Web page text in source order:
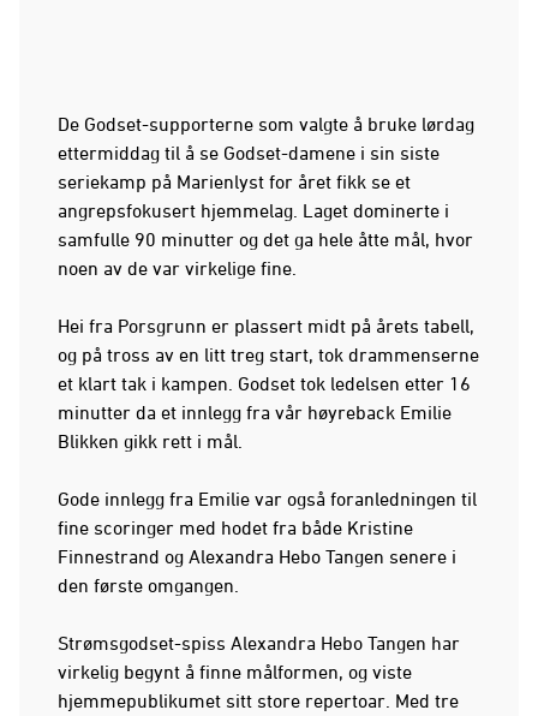
De Godset-supporterne som valgte å bruke lørdag
ettermiddag til å se Godset-damene i sin siste
seriekamp på Marienlyst for året fikk se et
angrepsfokusert hjemmelag. Laget dominerte i
samfulle 90 minutter og det ga hele åtte mål, hvor
noen av de var virkelige fine.
Hei fra Porsgrunn er plassert midt på årets tabell,
og på tross av en litt treg start, tok drammenserne
et klart tak i kampen. Godset tok ledelsen etter 16
minutter da et innlegg fra vår høyreback Emilie
Blikken gikk rett i mål.
Gode innlegg fra Emilie var også foranledningen til
fine scoringer med hodet fra både Kristine
Finnestrand og Alexandra Hebo Tangen senere i
den første omgangen.
Strømsgodset-spiss Alexandra Hebo Tangen har
virkelig begynt å finne målformen, og viste
hjemmepublikumet sitt store repertoar. Med tre